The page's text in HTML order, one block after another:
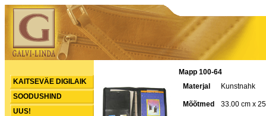
KAITSEVÄE DIGILAIK
SOODUSHIND
UUS!
Mapp 100-64
Materjal
Kunstnahk
Mõõtmed 33.00 cm x